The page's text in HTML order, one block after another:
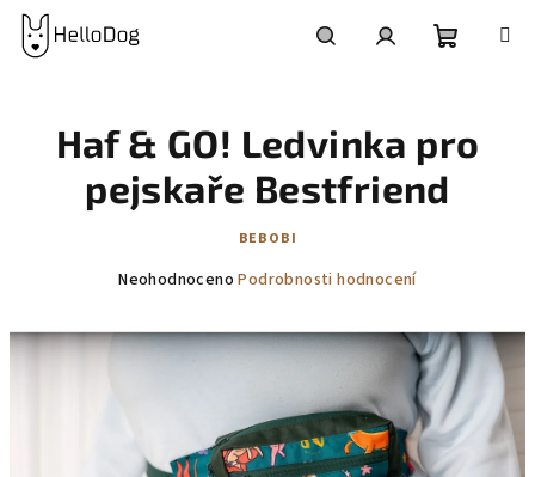
Přejít
obsah
košík
Haf & GO! Ledvinka pro
pejskaře Bestfriend
BEBOBI
Průměrné
produktu
je
hvězdiček.
Neohodnoceno Podrobnosti hodnocení